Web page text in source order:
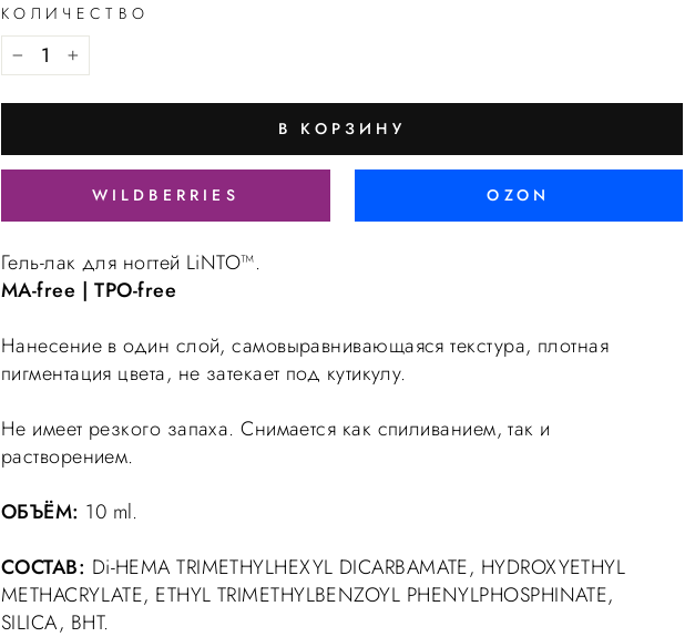
КОЛИЧЕСТВО
В КОРЗИНУ
WILDBERRIES OZON
Гель-лак для ногтей LiNTO™.
MA-free | TPO-free
Нанесение в один слой, самовыравнивающаяся текстура, плотная
пигментация цвета, не затекает под кутикулу.
Не имеет резкого запаха. Снимается как спиливанием, так и
растворением.
ОБЪЁМ: 10 ml.
СОСТАВ: Di-HEMA TRIMETHYLHEXYL DICARBAMATE, HYDROXYETHYL
METHACRYLATE, ETHYL TRIMETHYLBENZOYL PHENYLPHOSPHINATE,
SILICA, BHT.